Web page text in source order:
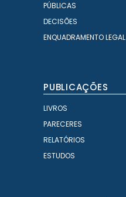
PÚBLICAS
DECISÕES
ENQUADRAMENTO LEGAL
PUBLICAÇÕES
LIVROS
PARECERES
RELATÓRIOS
ESTUDOS